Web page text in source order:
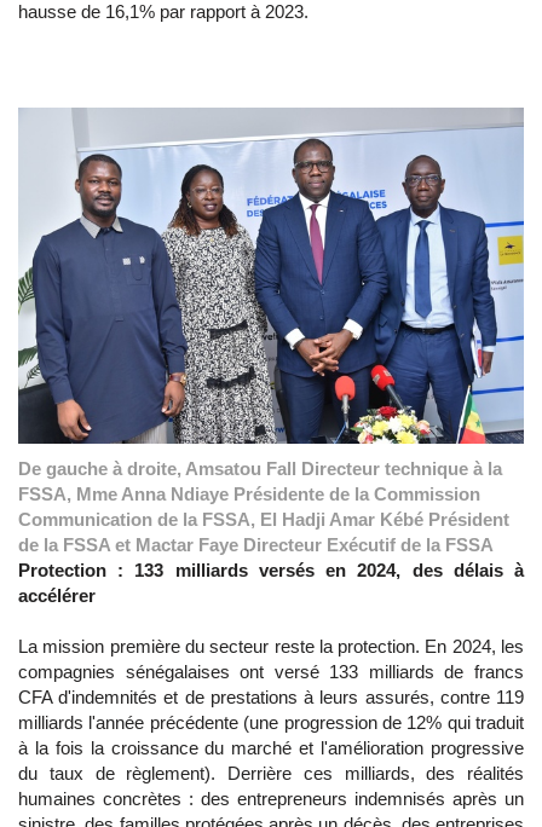
hausse de 16,1% par rapport à 2023.
De gauche à droite, Amsatou Fall Directeur technique à la
FSSA, Mme Anna Ndiaye Présidente de la Commission
Communication de la FSSA, El Hadji Amar Kébé Président
de la FSSA et Mactar Faye Directeur Exécutif de la FSSA
Protection : 133 milliards versés en 2024, des délais à
accélérer
La mission première du secteur reste la protection. En 2024, les
compagnies sénégalaises ont versé 133 milliards de francs
CFA d'indemnités et de prestations à leurs assurés, contre 119
milliards l'année précédente (une progression de 12% qui traduit
à la fois la croissance du marché et l'amélioration progressive
du taux de règlement). Derrière ces milliards, des réalités
humaines concrètes : des entrepreneurs indemnisés après un